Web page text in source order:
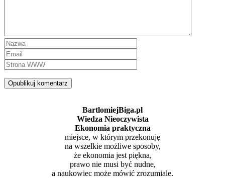
BartlomiejBiga.pl
Wiedza Nieoczywista
Ekonomia praktyczna
miejsce, w którym przekonuję
na wszelkie możliwe sposoby,
że ekonomia jest piękna,
prawo nie musi być nudne,
a naukowiec może mówić zrozumiale.